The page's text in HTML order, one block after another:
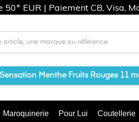
Menthe Fruits Rouges 11
Maroquinerie Pour Lui Coutellerie
EUR | Paiement CB, Visa,